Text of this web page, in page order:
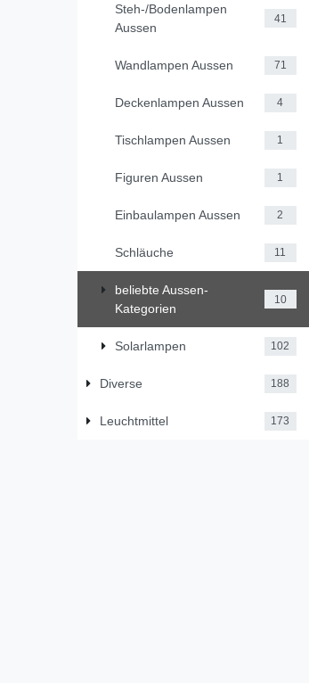
Steh-/Bodenlampen
Aussen
41
Wandlampen Aussen 71
Deckenlampen Aussen 4
Tischlampen Aussen 1
Figuren Aussen 1
Einbaulampen Aussen 2
Schläuche 11
beliebte Aussen-
Kategorien
10
Solarlampen 102
Diverse 188
Leuchtmittel 173